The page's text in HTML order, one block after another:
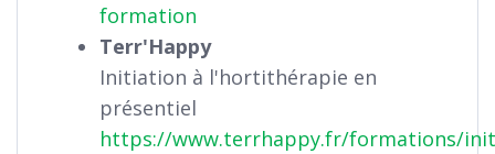
formation
Terr'Happy
Initiation à l'hortithérapie en
présentiel
https://www.terrhappy.fr/formations/